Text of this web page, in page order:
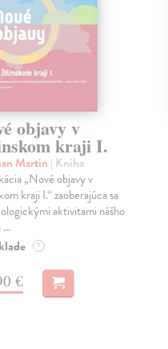
objavy v
kraji I.
Martin | Kniha
„Nové objavy v
kraji I.“ zaoberajúca sa
aktivitami nášho
?
€